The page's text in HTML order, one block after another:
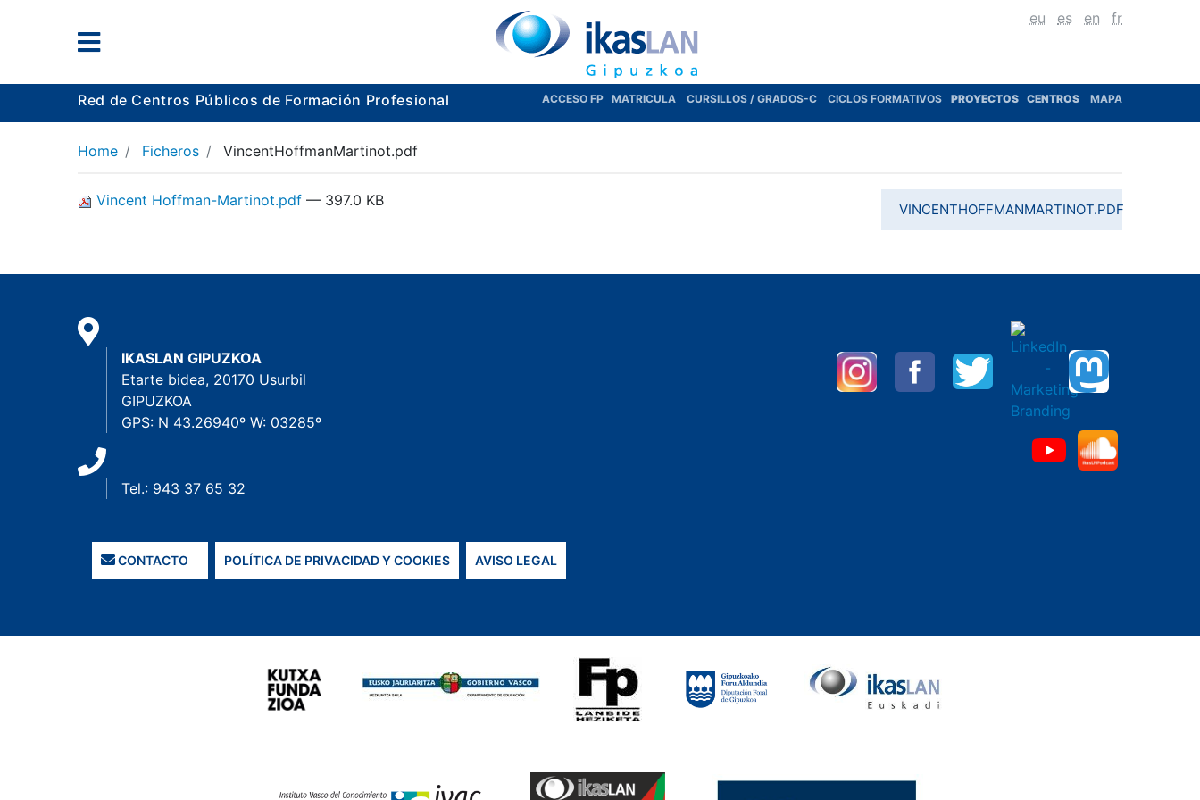
eu es en fr
Red de Centros Públicos de Formación Profesional ACCESO FP MATRICULA CURSILLOS / GRADOS-C CICLOS FORMATIVOS PROYECTOS CENTROS MAPA
Home Ficheros VincentHoffmanMartinot.pdf
Vincent Hoffman-Martinot.pdf — 397.0 KB
VINCENTHOFFMANMARTINOT.PDF
IKASLAN GIPUZKOA
Etarte bidea, 20170 Usurbil
GIPUZKOA
GPS: N 43.26940º W: 03285º
Tel.: 943 37 65 32
CONTACTO POLÍTICA DE PRIVACIDAD Y COOKIES AVISO LEGAL